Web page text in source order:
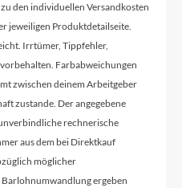
des Herstellers
51cm / 56cm
den individuellen Versandkosten
jeweiligen Produktdetailseite.
Irrtümer, Tippfehler,
Farbabweichungen
zwischen deinem Arbeitgeber
zustande. Der angegebene
rechnerische
aus dem bei Direktkauf
möglicher
ergeben